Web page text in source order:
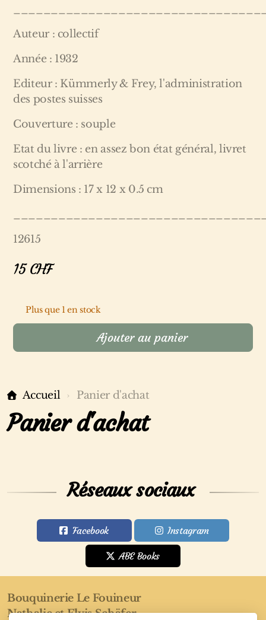
Auteur : collectif
Année : 1932
Editeur : Kümmerly & Frey, l'administration
des postes suisses
Couverture : souple
Etat du livre : en assez bon état général, livret
scotché à l'arrière
Dimensions : 17 x 12 x 0.5 cm
12615
15CHF
Plus que 1 en stock
Ajouter au panier
Accueil Panier d'achat
Panier d'achat
Réseaux sociaux
Facebook Instagram
ABE Books
Bouquinerie Le Fouineur
Nathalie et Elvis Schäfer